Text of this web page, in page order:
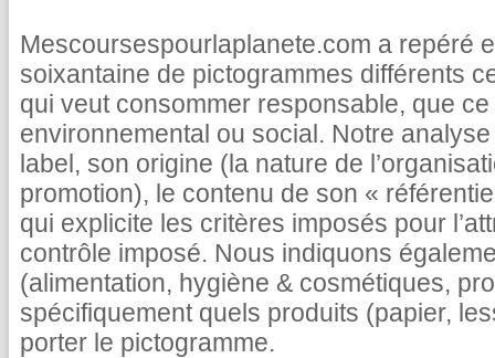
Mescoursespourlaplanete.com a repéré
soixantaine de pictogrammes différents
qui veut consommer responsable, que ce
environnemental ou social. Notre
label, son origine (la nature de
promotion), le contenu de son «
qui explicite les critères imposés pour
contrôle imposé. Nous indiquons
(alimentation, hygiène & cosmétiques,
spécifiquement quels produits (papier,
porter le pictogramme.